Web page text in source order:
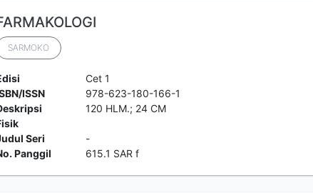
SARMOKO
Cet 1
ISSN
978-623-180-166-1
120 HLM.; 24 CM
Seri
-
Panggil
615.1 SAR f